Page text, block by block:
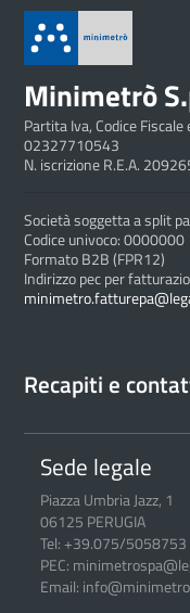
Minimetrò
Partita Iva, Codice
02327710543
N. iscrizione R.E.A.
Società soggetta a split
Codice univoco: 0000000
Formato B2B (FPR12)
Indirizzo pec per
Recapiti e
Sede legale
Piazza Umbria Jazz, 1
06125 PERUGIA
Tel: +39.075/5058753
PEC:
Email: